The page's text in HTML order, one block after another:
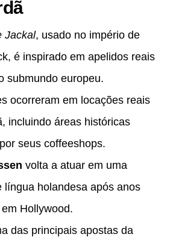
Jackal, usado no império de
é inspirado em apelidos reais
submundo europeu.
ocorreram em locações reais
incluindo áreas históricas
seus coffeeshops.
volta a atuar em uma
língua holandesa após anos
Hollywood.
das principais apostas da